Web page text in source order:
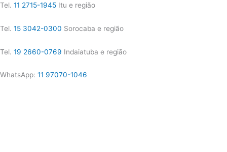
Tel. 11 2715-1945 Itu e região
Tel. 15 3042-0300 Sorocaba e região
Tel. 19 2660-0769 Indaiatuba e região
WhatsApp: 11 97070-1046